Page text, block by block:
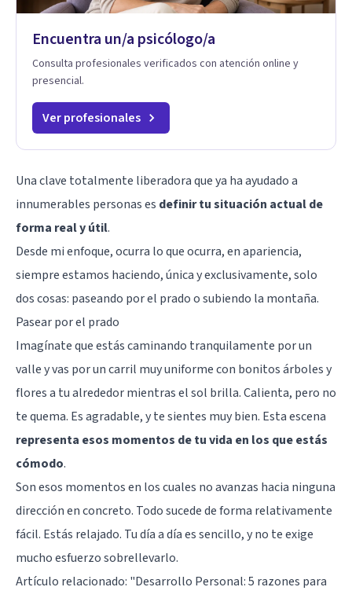
Encuentra un/a psicólogo/a
Consulta profesionales verificados con atención online y
presencial.
Ver profesionales
Una clave totalmente liberadora que ya ha ayudado a
innumerables personas es definir tu situación actual de
forma real y útil.
Desde mi enfoque, ocurra lo que ocurra, en apariencia,
siempre estamos haciendo, única y exclusivamente, solo
dos cosas: paseando por el prado o subiendo la montaña.
Pasear por el prado
Imagínate que estás caminando tranquilamente por un
valle y vas por un carril muy uniforme con bonitos árboles y
flores a tu alrededor mientras el sol brilla. Calienta, pero no
te quema. Es agradable, y te sientes muy bien. Esta escena
representa esos momentos de tu vida en los que estás
cómodo.
Son esos momentos en los cuales no avanzas hacia ninguna
dirección en concreto. Todo sucede de forma relativamente
fácil. Estás relajado. Tu día a día es sencillo, y no te exige
mucho esfuerzo sobrellevarlo.
Artículo relacionado: "Desarrollo Personal: 5 razones para